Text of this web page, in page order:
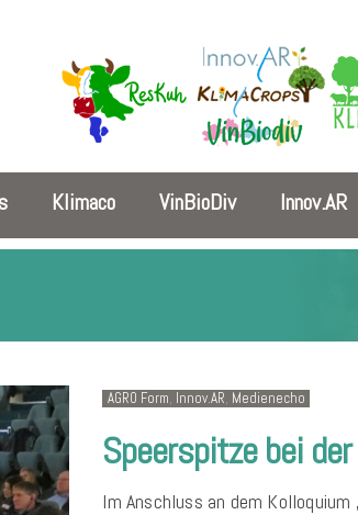
Klimaco VinBioDiv Innov.AR
AGRO Form, Innov.AR, Medienecho
Speerspitze bei
Im Anschluss an dem